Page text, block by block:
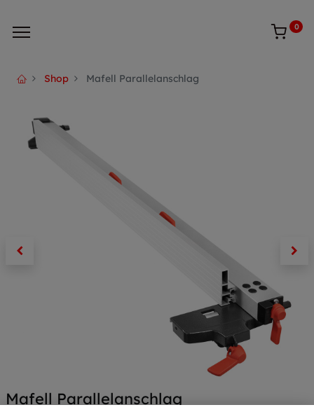
0
Shop Mafell Parallelanschlag
Mafell Parallelanschlag